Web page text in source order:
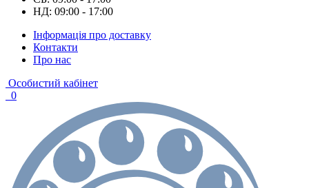
НД: 09:00 - 17:00
Інформація про доставку
Контакти
Про нас
Особистий кабінет
0